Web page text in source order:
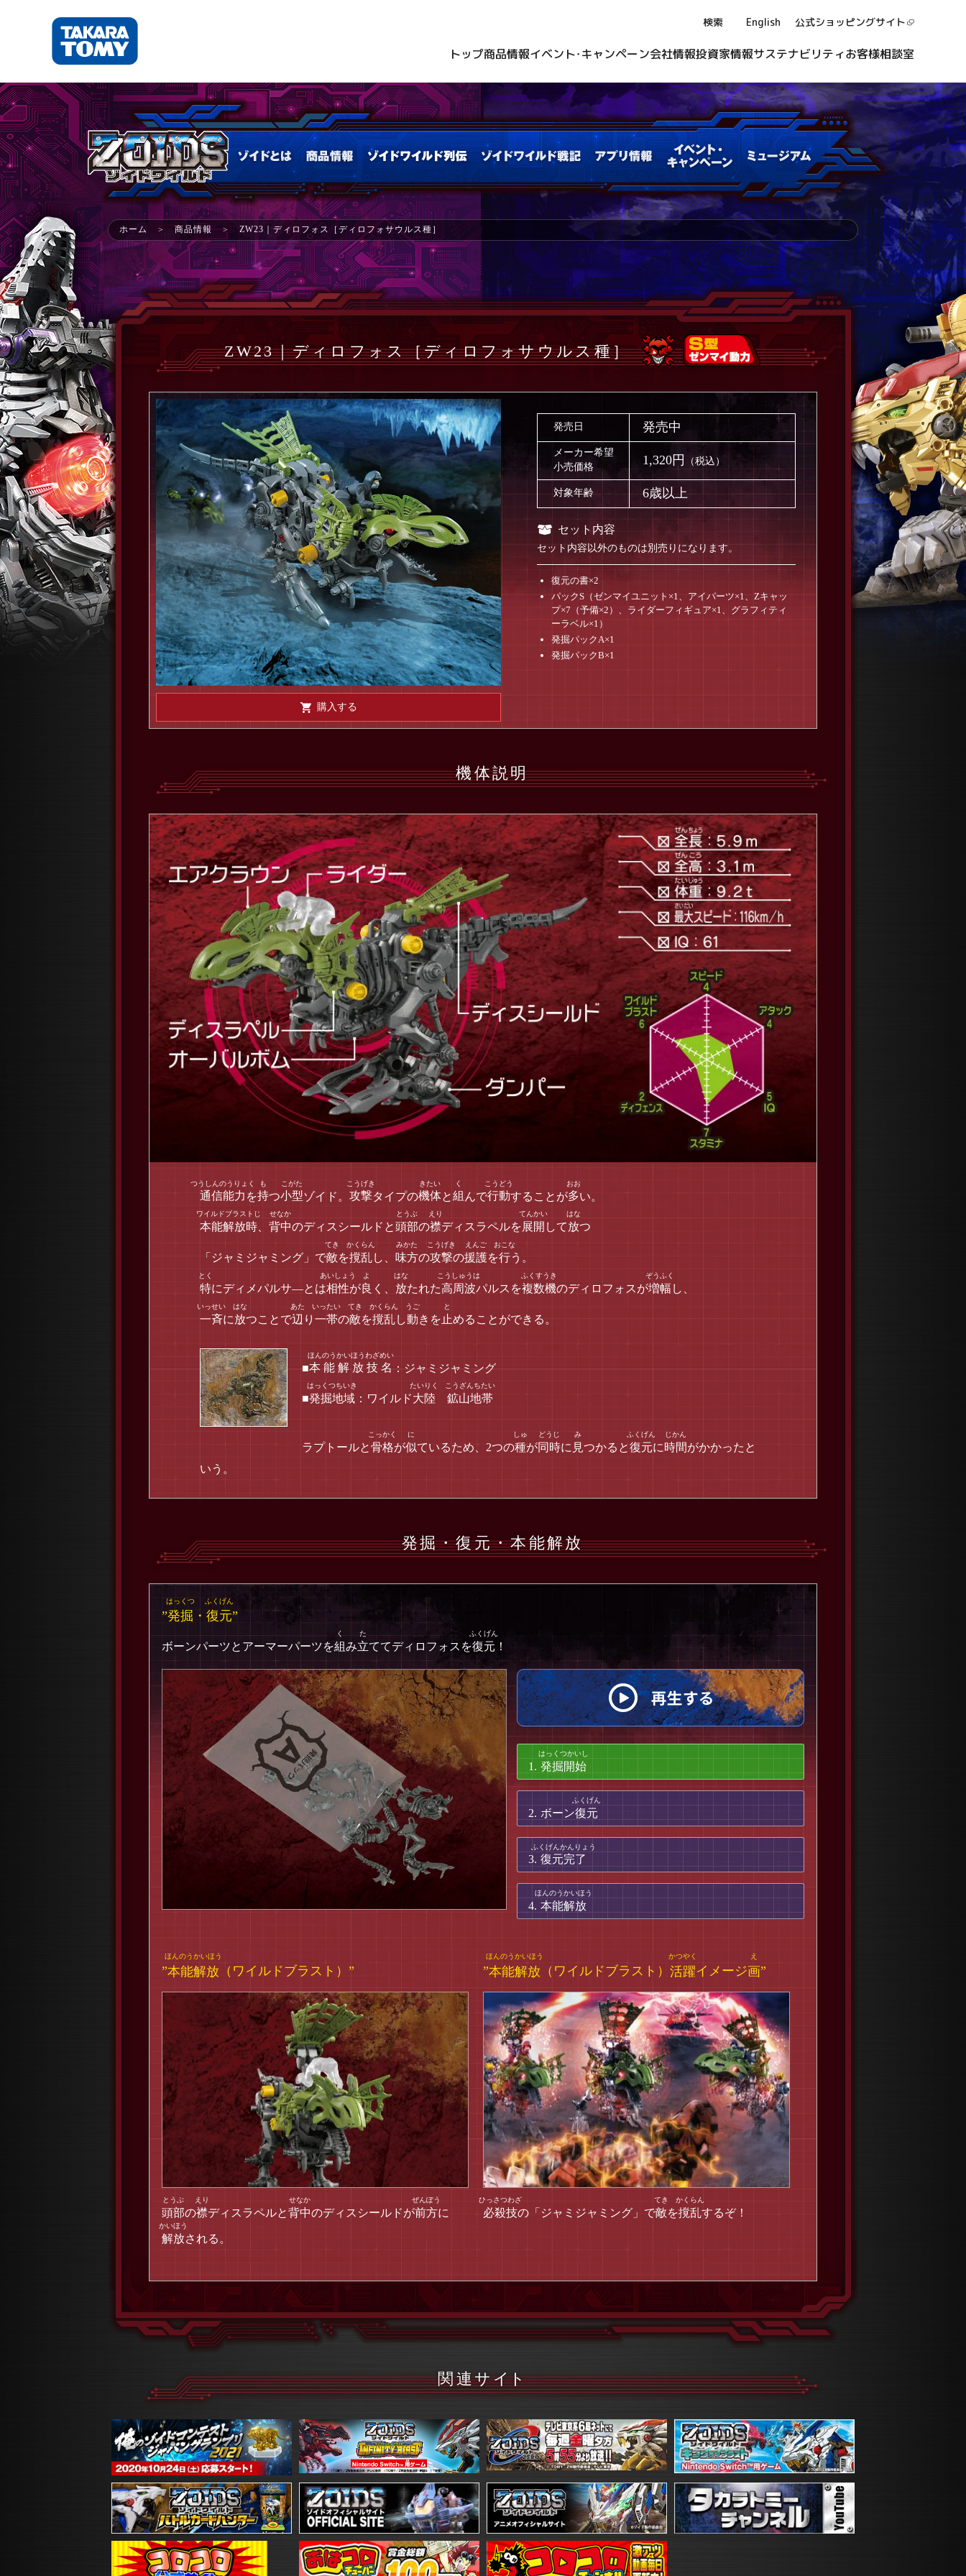
検索 English 公式ショッピングサイト
トップ商品情報イベント・キャンペーン会社情報投資家情報サステナビリティお客様相談室
ゾイドワイルド
ホーム 商品情報 ZW23｜ディロフォス［ディロフォサウルス種］
ZW23｜ディロフォス［ディロフォサウルス種］
購入する
発売日 発売中
メーカー希望
小売価格
1,320円 （税込）
対象年齢 6歳以上
セット内容
セット内容以外のものは別売りになります。
復元の書×2
パックS（ゼンマイユニット×1、アイパーツ×1、Zキャッ
プ×7（予備×2）、ライダーフィギュア×1、グラフィティ
ーラベル×1）
発掘パックA×1
発掘パックB×1
機体説明
通信能力 を持つ小型ゾイド。 攻撃タイプの機体と組 んで行動することが多い。
本能解放時 背中のディスシールドと頭部の襟ディスラペルを展開 して放つ
「ジャミジャミング」で敵を撹乱し、 味方の攻撃の援護を行う。
特にディメパルサ―とは相性が良 く、 放たれた高周波パルスを複数機のディロフォスが増幅 し、
一斉に放つことで辺 り 一帯の敵を撹乱し動きを 止めることができる。
■本 能 解 放 技 名 ：ジャミジャミング
■発掘地域 ：ワイルド大陸 鉱山地帯
ラプトールと骨格が似ているため、2つの種が同時に 見つかると復元に時間がかかったと
いう。
発掘・復元・本能解放
”発掘 ・ 復元”
ボーンパーツとアーマーパーツを組み立ててディロフォスを復元 ！
1. 発掘開始
2. ボーン復元
3. 復元完了
4. 本能解放
”本能解放 （ワイルドブラスト）”
頭部の襟ディスラペルと背中のディスシールドが前方に
解放される。
”本能解放 （ワイルドブラスト） 活躍イメージ画”
必殺技の「ジャミジャミング」で敵を撹乱するぞ！
関連サイト